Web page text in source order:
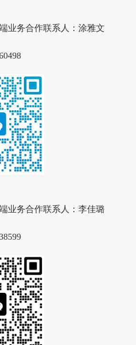
业务合作联系人：涂雅文
业务合作联系人：李佳璐